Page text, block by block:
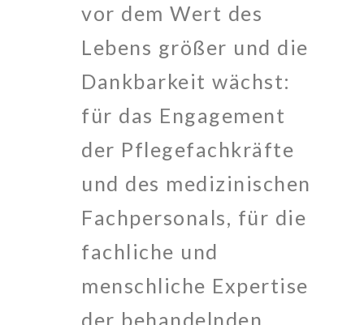
vor dem Wert des
Lebens größer und die
Dankbarkeit wächst:
für das Engagement
der Pflegefachkräfte
und des medizinischen
Fachpersonals, für die
fachliche und
menschliche Expertise
der behandelnden